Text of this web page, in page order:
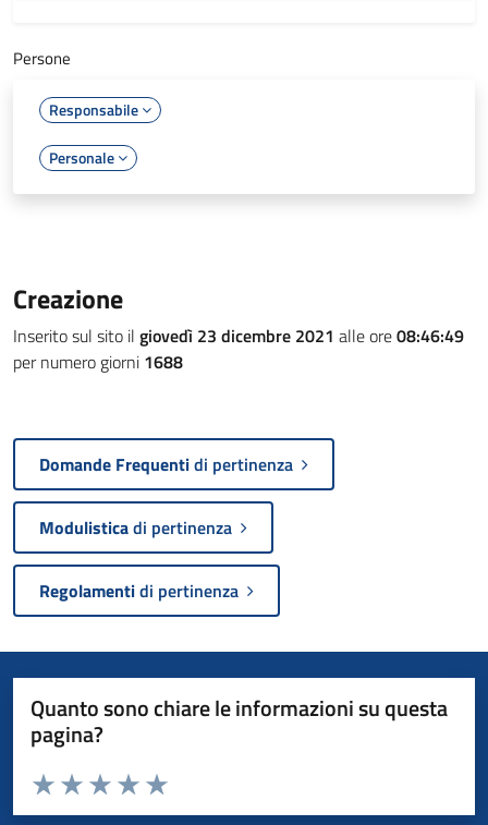
Persone
Responsabile
Personale
Creazione
Inserito sul sito il giovedì 23 dicembre 2021 alle ore08:46:49
per numero giorni 1688
Domande Frequentidi pertinenza
Modulisticadi pertinenza
Regolamentidi pertinenza
Quanto sono chiare le informazioni su questa
pagina?
Valuta da 1 a 5 stelle la pagina
Valuta 5 stelle su 5
Valuta 4 stelle su 5
Valuta 3 stelle su 5
Valuta 2 stelle su 5
Valuta 1 stelle su 5